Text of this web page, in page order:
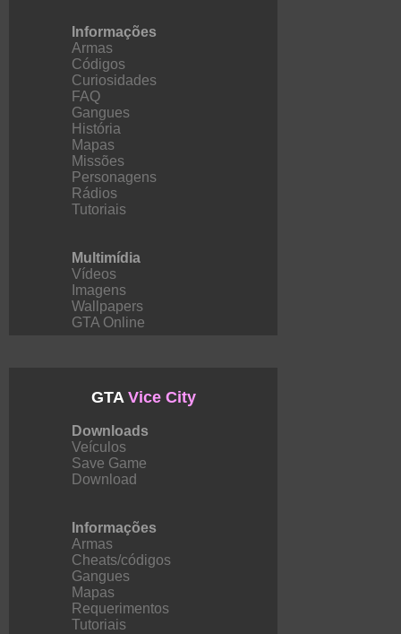
Informações
Armas
Códigos
Curiosidades
FAQ
Gangues
História
Mapas
Missões
Personagens
Rádios
Tutoriais
Multimídia
Vídeos
Imagens
Wallpapers
GTA Online
GTA Vice City
Downloads
Veículos
Save Game
Download
Informações
Armas
Cheats/códigos
Gangues
Mapas
Requerimentos
Tutoriais